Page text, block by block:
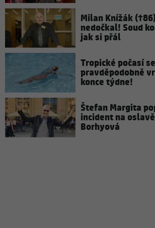
Milan Knížák
nedočkal! Soud
jak si přál
Tropické počasí se
pravděpodobně
konce týdne!
Štefan Margita
incident na
Borhyová